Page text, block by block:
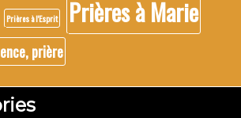
Prières à l'Esprit Prières à Marie
prière